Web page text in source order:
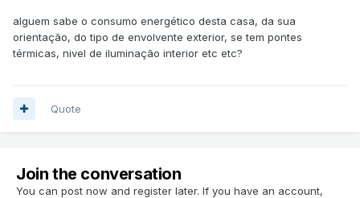
alguem sabe o consumo energético desta casa, da sua
orientação, do tipo de envolvente exterior, se tem pontes
térmicas, nivel de iluminação interior etc etc?
Quote
Join the conversation
You can post now and register later. If you have an account,